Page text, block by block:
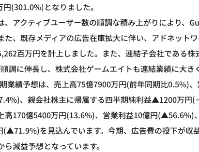
(301.0%)となりました。
、アクティブユーザー数の順調な積み上がりにより、
た、既存メディアの広告在庫拡大に伴い、アドネット
百万円を計上しました。また、連結子会社である
調に伸長し、株式会社ゲームエイトも連結業績に大き
業績予想は、売上高75億7900万円(前年同期比0.5%)
、親会社株主に帰属する四半期純利益▲1200万円(
高170億5400万円(13.6%)、営業利益10億円
(▲71.9%)を見込んでいます。今期、広告費の投下が収
減益予想となっています。